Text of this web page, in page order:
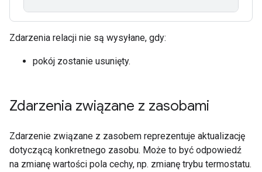
Zdarzenia relacji nie są wysyłane, gdy:
pokój zostanie usunięty.
Zdarzenia związane z zasobami
Zdarzenie związane z zasobem reprezentuje aktualizację
dotyczącą konkretnego zasobu. Może to być odpowiedź
na zmianę wartości pola cechy, np. zmianę trybu termostatu.